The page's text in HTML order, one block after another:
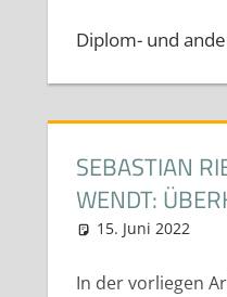
Diplom- und
SEBASTIAN
WENDT:
15. Juni 2022
In der vorliegen